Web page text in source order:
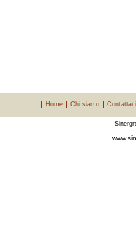
Home Chi siamo Contattaci